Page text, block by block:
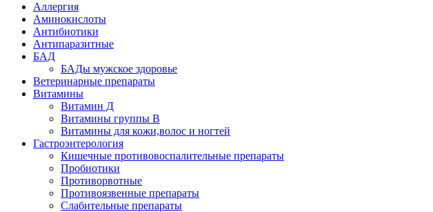
Аллергия
Аминокислоты
Антибиотики
Антипаразитные
БАД
БАДы мужское здоровье
Ветеринарные препараты
Витамины
Витамин Д
Витамины группы В
Витамины для кожи,волос и ногтей
Гастроэнтерология
Кишечные противовоспалительные препараты
Пробиотики
Противорвотные
Противоязвенные препараты
Слабительные препараты